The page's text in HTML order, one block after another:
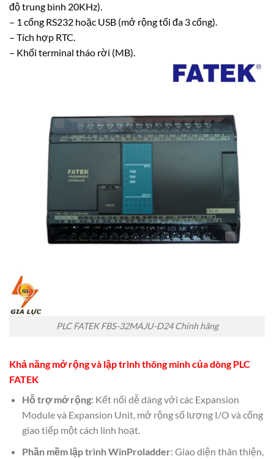
độ trung bình 20KHz).
– 1 cổng RS232 hoặc USB (mở rộng tối đa 3 cổng).
– Tích hợp RTC.
– Khối terminal tháo rời (MB).
PLC FATEK FBS-32MAJU-D24 Chính hãng
Khả năng mở rộng và lập trình thông minh của dòng PLC
FATEK
Hỗ trợ mở rộng: Kết nối dễ dàng với các Expansion
Module và Expansion Unit, mở rộng số lượng I/O và cổng
giao tiếp một cách linh hoạt.
Phần mềm lập trình WinProladder: Giao diện thân thiện,